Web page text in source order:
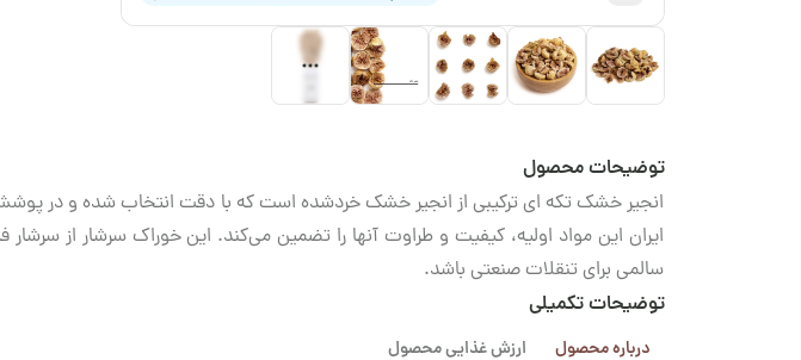
توضیحات محصول
انجیر خشک تکه‌ ای ترکیبی از انجیر خشک خردشده است که با دقت انتخاب شده و در
ایران این مواد اولیه، کیفیت و طراوت آنها را تضمین می‌کند. این خوراک سرشار از
سالمی برای تنقلات صنعتی باشد.
توضیحات تکمیلی
درباره محصول ارزش غذایی محصول